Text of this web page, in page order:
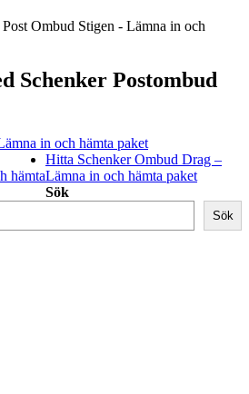
Schenker Postombud
in och hämta paket
hämta
Hitta Schenker Ombud Drag –
Lämna in och hämta paket
Sök
Sök